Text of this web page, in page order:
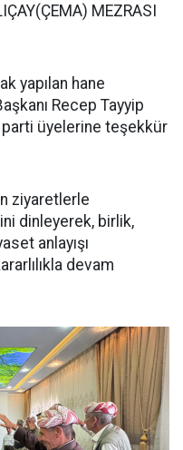
MEZRASI
yapılan hane
Recep Tayyip
parti üyelerine teşekkür
ziyaretlerle
dinleyerek, birlik,
anlayışı
devam